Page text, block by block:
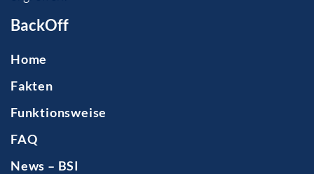
BackOff
Home
Fakten
Funktionsweise
FAQ
News – BSI